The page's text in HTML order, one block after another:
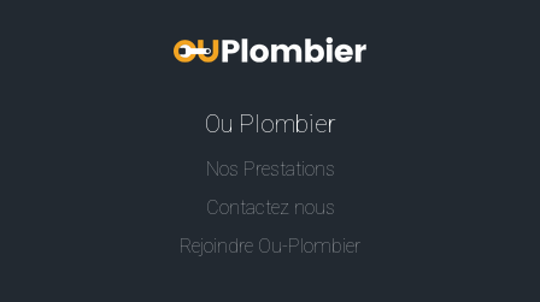
Ou Plombier
Nos Prestations
Contactez nous
Rejoindre Ou-Plombier